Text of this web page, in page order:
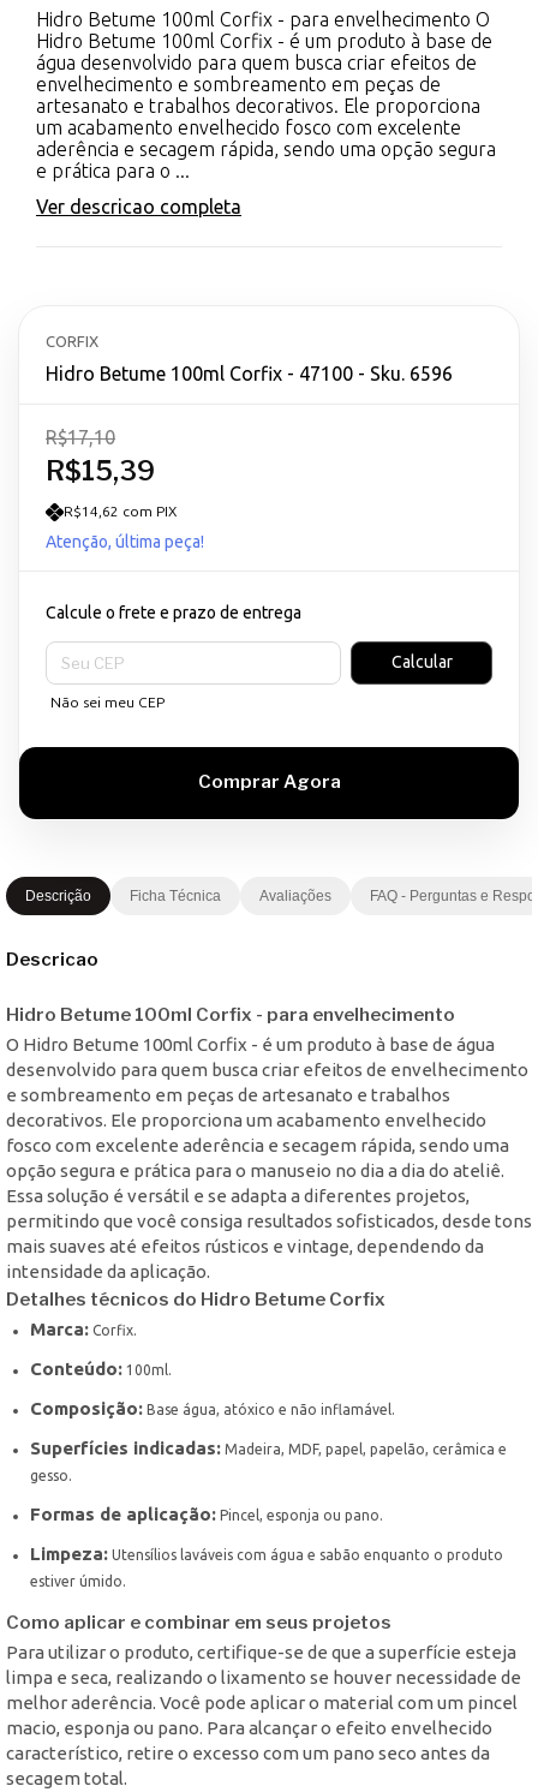
Hidro Betume 100ml Corfix - para envelhecimento O
Hidro Betume 100ml Corfix - é um produto à base de
água desenvolvido para quem busca criar efeitos de
envelhecimento e sombreamento em peças de
artesanato e trabalhos decorativos. Ele proporciona
um acabamento envelhecido fosco com excelente
aderência e secagem rápida, sendo uma opção segura
e prática para o ...
Ver descricao completa
CORFIX
Hidro Betume 100ml Corfix - 47100 - Sku. 6596
R$15,39
R$17,10
R$14,62 com PIX
Atenção, última peça!
Calcule o frete e prazo de entrega
Entregas para o CEP:
Calcular
Não sei meu CEP
Descrição Ficha Técnica Avaliações FAQ - Perguntas e
Descricao
Hidro Betume 100ml Corfix - para envelhecimento
O Hidro Betume 100ml Corfix - é um produto à base de água
desenvolvido para quem busca criar efeitos de envelhecimento
e sombreamento em peças de artesanato e trabalhos
decorativos. Ele proporciona um acabamento envelhecido
fosco com excelente aderência e secagem rápida, sendo uma
opção segura e prática para o manuseio no dia a dia do ateliê.
Essa solução é versátil e se adapta a diferentes projetos,
permitindo que você consiga resultados sofisticados, desde tons
mais suaves até efeitos rústicos e vintage, dependendo da
intensidade da aplicação.
Detalhes técnicos do Hidro Betume Corfix
Marca: Corfix.
Conteúdo: 100ml.
Composição: Base água, atóxico e não inflamável.
Superfícies indicadas: Madeira, MDF, papel, papelão, cerâmica e
gesso.
Formas de aplicação: Pincel, esponja ou pano.
Limpeza: Utensílios laváveis com água e sabão enquanto o produto
estiver úmido.
Como aplicar e combinar em seus projetos
Para utilizar o produto, certifique-se de que a superfície esteja
limpa e seca, realizando o lixamento se houver necessidade de
melhor aderência. Você pode aplicar o material com um pincel
macio, esponja ou pano. Para alcançar o efeito envelhecido
característico, retire o excesso com um pano seco antes da
secagem total.